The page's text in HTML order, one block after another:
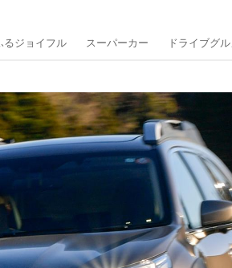
るジョイフル スーパーカー ドライブグル